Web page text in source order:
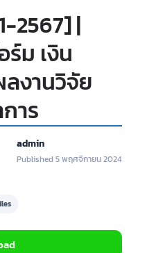
2567] |
ม เงิน
งานวิจัย
าร
admin
Published 5 พฤศจิกายน 2024